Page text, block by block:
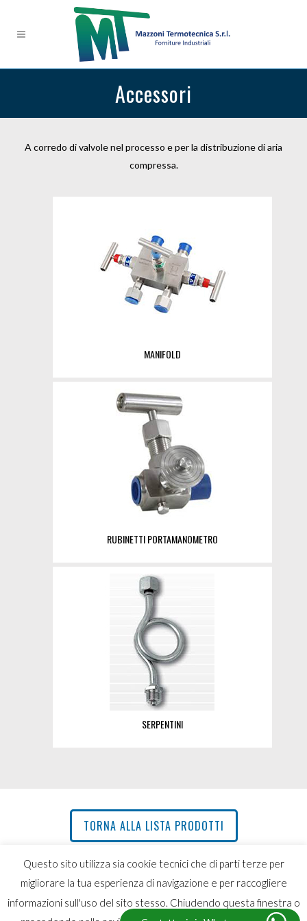
Accessori
A corredo di valvole nel processo e per la distribuzione di aria
compressa.
MANIFOLD
RUBINETTI PORTAMANOMETRO
SERPENTINI
TORNA ALLA LISTA PRODOTTI
Mazzoni Termotecnica srl - P. IVA 00264530973 - Cod. Fisc.
01621590486 - Cap. Soc. €61.987,00 i.v.
Questo sito utilizza sia cookie tecnici che di parti terze per
migliorare la tua esperienza di navigazione e per raccogliere
informazioni sull'uso del sito stesso. Chiudendo questa finestra o